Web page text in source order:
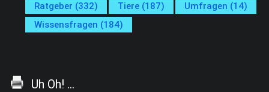
Ratgeber (332)
Tiere (187)
Umfragen (14)
Wissensfragen (184)
Uh Oh! ...